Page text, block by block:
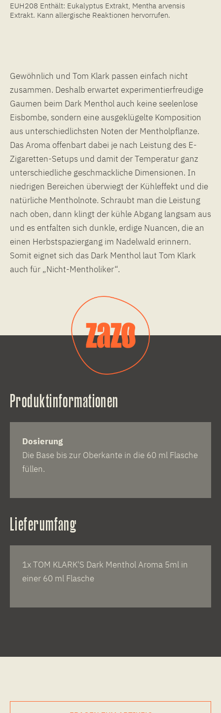
EUH208 Enthält: Eukalyptus Extrakt, Mentha arvensis
Extrakt. Kann allergische Reaktionen hervorrufen.
Gewöhnlich und Tom Klark passen einfach nicht
zusammen. Deshalb erwartet experimentierfreudige
Gaumen beim Dark Menthol auch keine seelenlose
Eisbombe, sondern eine ausgeklügelte Komposition
aus unterschiedlichsten Noten der Mentholpflanze.
Das Aroma offenbart dabei je nach Leistung des E-
Zigaretten-Setups und damit der Temperatur ganz
unterschiedliche geschmackliche Dimensionen. In
niedrigen Bereichen überwiegt der Kühleffekt und die
natürliche Mentholnote. Schraubt man die Leistung
nach oben, dann klingt der kühle Abgang langsam aus
und es entfalten sich dunkle, erdige Nuancen, die an
einen Herbstspaziergang im Nadelwald erinnern.
Somit eignet sich das Dark Menthol laut Tom Klark
auch für „Nicht-Mentholiker“.
Produktinformationen
Dosierung
Die Base bis zur Oberkante in die 60 ml Flasche
füllen.
Lieferumfang
1x TOM KLARK'S Dark Menthol Aroma 5ml in
einer 60 ml Flasche